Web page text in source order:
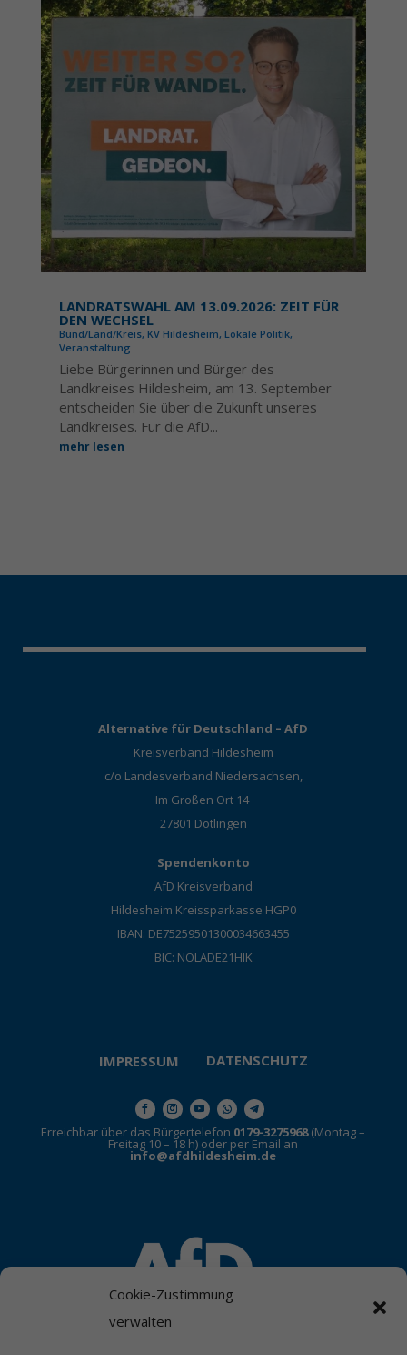
Cookie-Zustimmung
verwalten
LANDRATSWAHL AM 13.09.2026: ZEIT FÜR
DEN WECHSEL
Bund/Land/Kreis, KV Hildesheim, Lokale Politik,
Veranstaltung
Liebe Bürgerinnen und Bürger des
Landkreises Hildesheim, am 13. September
entscheiden Sie über die Zukunft unseres
Landkreises. Für die AfD...
mehr lesen
Alternative für Deutschland – AfD
Kreisverband Hildesheim
c/o Landesverband Niedersachsen,
Im Großen Ort 14
27801 Dötlingen
Spendenkonto
AfD Kreisverband
Hildesheim Kreissparkasse HGP0
IBAN: DE75259501300034663455
BIC: NOLADE21HIK
IMPRESSUM DATENSCHUTZ
Erreichbar über das Bürgertelefon 0179-3275968(Montag –
Freitag 10 – 18 h) oder per Email an
info@afdhildesheim.de